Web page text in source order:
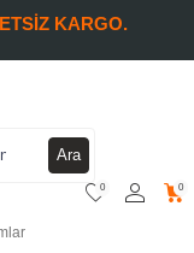
KARGO.
Ara
0 0